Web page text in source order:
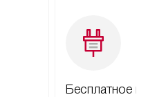
Бесплатное